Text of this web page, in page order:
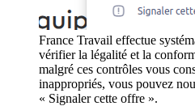
France Travail effectue
vérifier la légalité et la
malgré ces contrôles vous
inappropriés, vous pouvez
« Signaler cette offre ».